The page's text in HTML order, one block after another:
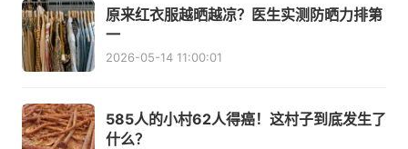
原来红衣服越晒越凉？医生实测防晒力排第
一
2026-05-14 11:00:01
585人的小村62人得癌！这村子到底发生了
什么？